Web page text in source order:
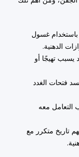
غسول
الدهنية.
يسبب تهيجًا أو
فتحات الغدد
التعامل معه
تاريخ متكرر مع